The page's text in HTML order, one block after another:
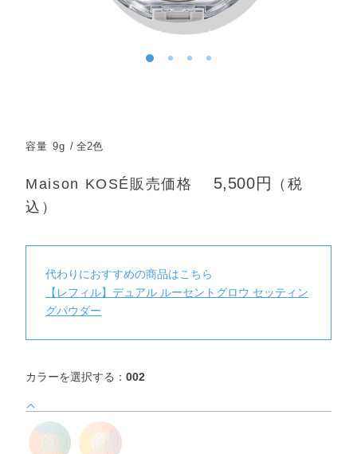
容量 9g 全2色
Maison KOSÉ販売価格 5,500円
（税
込）
代わりにおすすめの商品はこちら
【レフィル】デュアル ルーセントグロウ セッティン
グパウダー
カラーを選択する：002